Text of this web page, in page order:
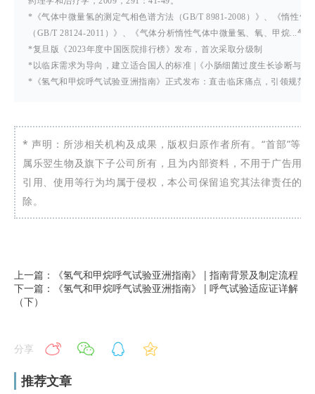
* 《气体中微量氢的测定气相色谱方法（GB/T 8981-2008）》、
《惰性气
（GB/T 28124-2011）》、
《气体分析惰性气体中微量氢、氧、甲烷...气
*复旦版《2023年度中国医院排行榜》发布，首次采取分级制
*以临床需求为导向，建立适合国人的标准 |《小肠细菌过度生长诊断与管
* 《氢气和甲烷呼气试验亚洲指南》正式发布：直击临床痛点，引领规范
* 声明： 所涉相关机构及成果，版权归原作者所有。“首部”等
属乐翌生物及旗下子公司所有，且为内部资料，不用于广告用
引用、使用等行为均属于侵权，本公司保留追究其法律责任的
除。
上一篇：《氢气和甲烷呼气试验亚洲指南》 | 指南背景及制定流程
下一篇：《氢气和甲烷呼气试验亚洲指南》 | 呼气试验适应证详解
（下）
分享
推荐文章